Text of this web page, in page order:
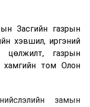
Засгийн газрын
хэвшил, иргэний
цөлжилт, газрын
хамгийн том Олон
замын